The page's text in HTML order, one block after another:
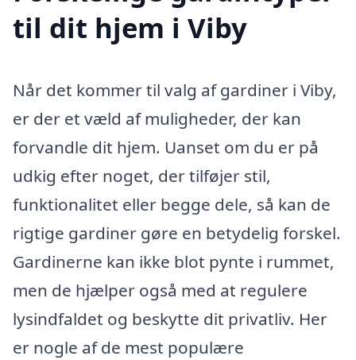
til dit hjem i Viby
Når det kommer til valg af gardiner i Viby,
er der et væld af muligheder, der kan
forvandle dit hjem. Uanset om du er på
udkig efter noget, der tilføjer stil,
funktionalitet eller begge dele, så kan de
rigtige gardiner gøre en betydelig forskel.
Gardinerne kan ikke blot pynte i rummet,
men de hjælper også med at regulere
lysindfaldet og beskytte dit privatliv. Her
er nogle af de mest populære